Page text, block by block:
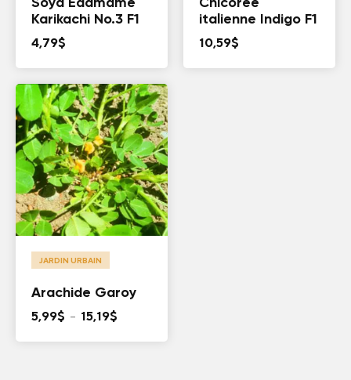
Karikachi No.3 F1
4,79$
italienne Indigo F1
10,59$
JARDIN URBAIN
Arachide Garoy
5,99$ – 15,19$